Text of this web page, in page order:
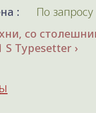
:
По запросу
со
S Typesetter